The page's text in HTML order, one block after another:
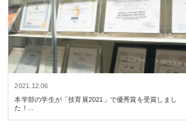
2021.12.06
本学部の学生が「技育展2021」で優秀賞を受賞しまし
た！